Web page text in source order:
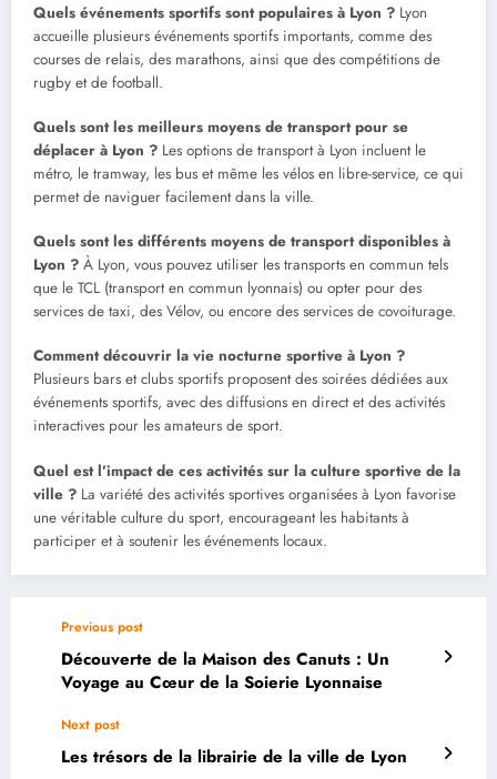
Quels événements sportifs sont populaires à Lyon ? Lyon
accueille plusieurs événements sportifs importants, comme des
courses de relais, des marathons, ainsi que des compétitions de
rugby et de football.
Quels sont les meilleurs moyens de transport pour se
déplacer à Lyon ? Les options de transport à Lyon incluent le
métro, le tramway, les bus et même les vélos en libre-service, ce qui
permet de naviguer facilement dans la ville.
Quels sont les différents moyens de transport disponibles à
Lyon ? À Lyon, vous pouvez utiliser les transports en commun tels
que le TCL (transport en commun lyonnais) ou opter pour des
services de taxi, des Vélov, ou encore des services de covoiturage.
Comment découvrir la vie nocturne sportive à Lyon ?
Plusieurs bars et clubs sportifs proposent des soirées dédiées aux
événements sportifs, avec des diffusions en direct et des activités
interactives pour les amateurs de sport.
Quel est l’impact de ces activités sur la culture sportive de la
ville ? La variété des activités sportives organisées à Lyon favorise
une véritable culture du sport, encourageant les habitants à
participer et à soutenir les événements locaux.
Previous post
Découverte de la Maison des Canuts : Un
Voyage au Cœur de la Soierie Lyonnaise
Next post
Les trésors de la librairie de la ville de Lyon